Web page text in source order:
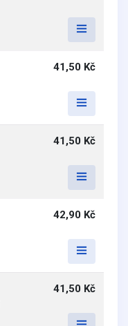
41,50 Kč
41,50 Kč
42,90 Kč
41,50 Kč